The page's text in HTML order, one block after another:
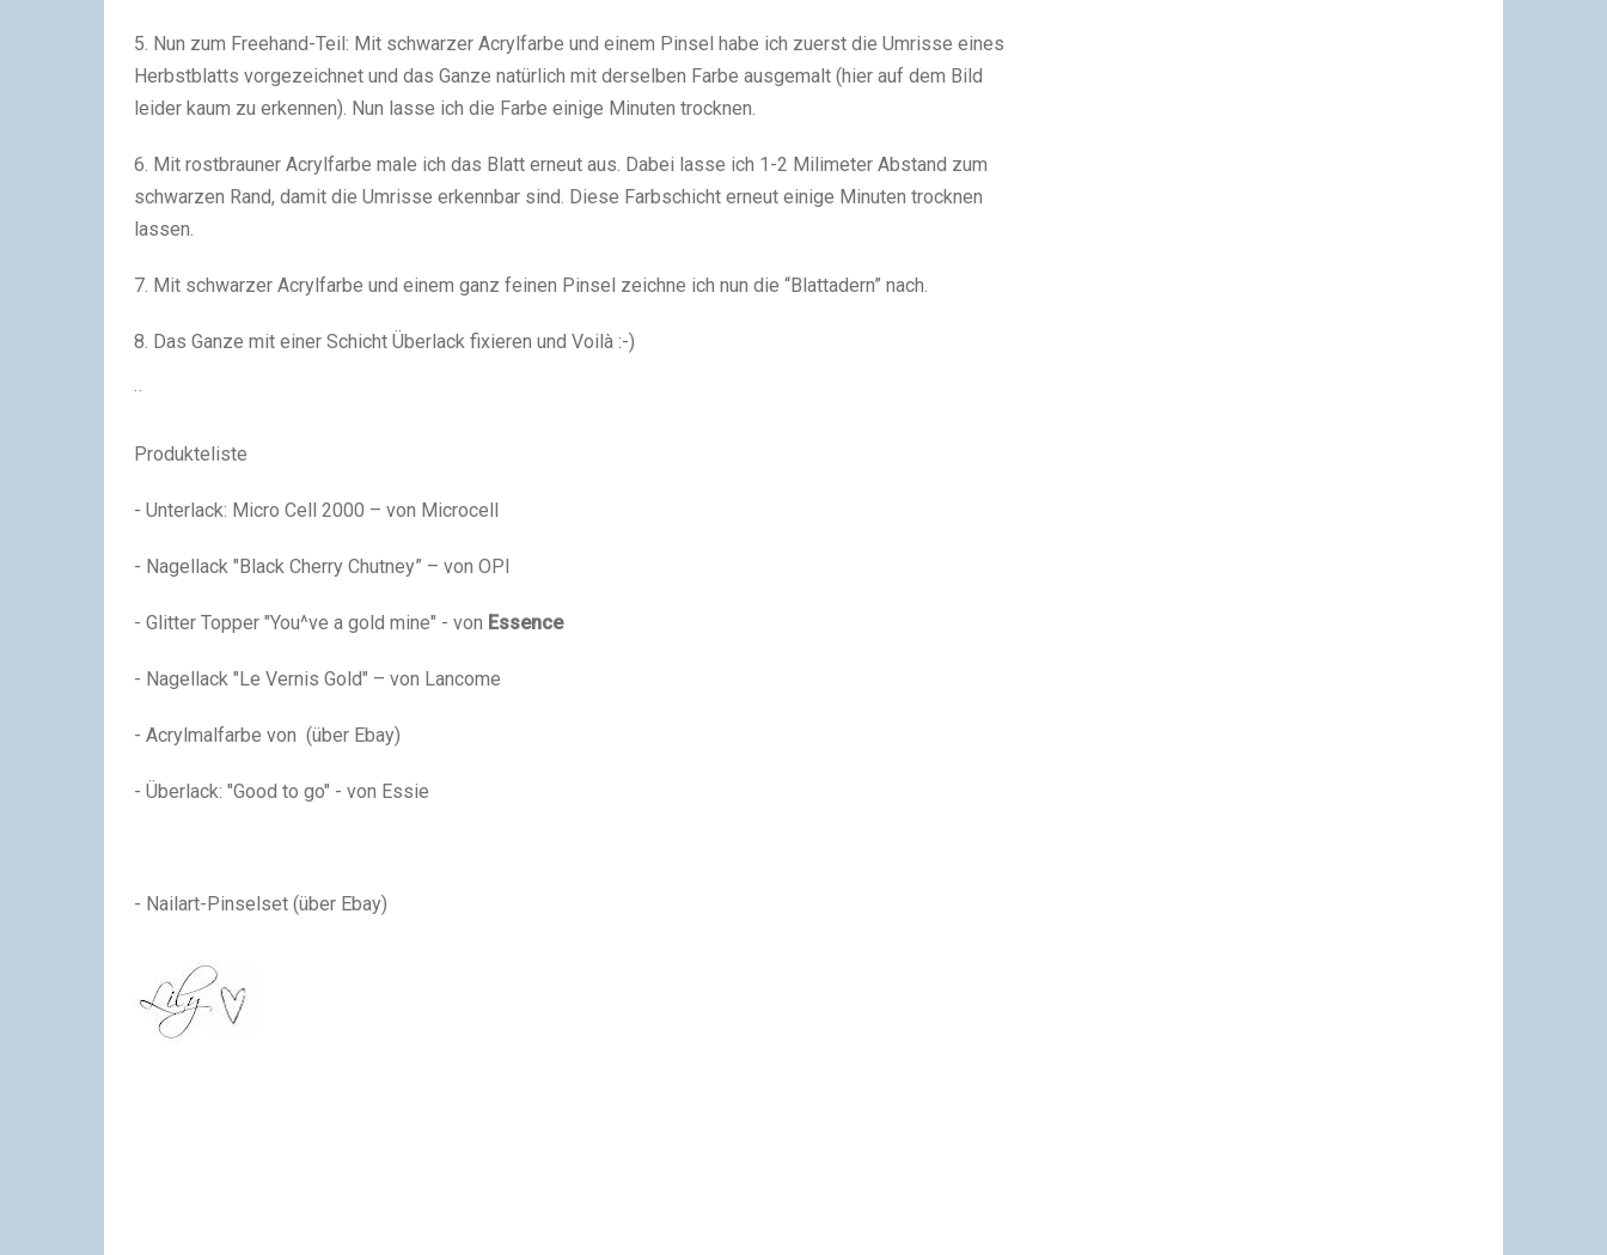
5. Nun zum Freehand-Teil: Mit schwarzer Acrylfarbe und einem Pinsel habe ich zuerst die Umrisse eines
Herbstblatts vorgezeichnet und das Ganze natürlich mit derselben Farbe ausgemalt (hier auf dem Bild
leider kaum zu erkennen). Nun lasse ich die Farbe einige Minuten trocknen.
6. Mit rostbrauner Acrylfarbe male ich das Blatt erneut aus. Dabei lasse ich 1-2 Milimeter Abstand zum
schwarzen Rand, damit die Umrisse erkennbar sind. Diese Farbschicht erneut einige Minuten trocknen
lassen.
7. Mit schwarzer Acrylfarbe und einem ganz feinen Pinsel zeichne ich nun die “Blattadern” nach.
8. Das Ganze mit einer Schicht Überlack fixieren und Voilà :-)
¨
Produkteliste
- Unterlack: Micro Cell 2000 – von Microcell
- Nagellack "Black Cherry Chutney” – von OPI
- Glitter Topper "You^ve a gold mine" - von Essence
- Nagellack "Le Vernis Gold" – von Lancome
- Acrylmalfarbe von (über Ebay)
- Überlack: "Good to go" - von Essie
- Nailart-Pinselset (über Ebay)